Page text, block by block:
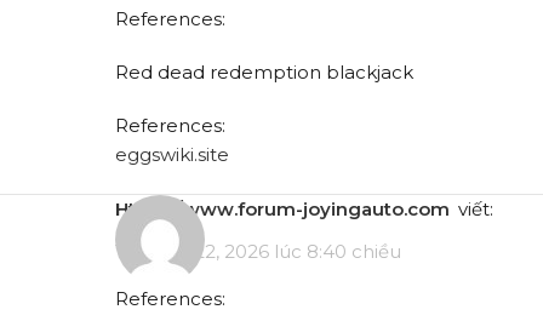
References:
Red dead redemption blackjack
References:
eggswiki.site
https://www.forum-joyingauto.com viết:
Tháng 5 22, 2026 lúc 8:40 chiều
References: